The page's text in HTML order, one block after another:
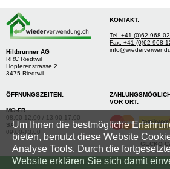
Hiltbrunner AG
RRC Riedtwil
Hopferenstrasse 2
3475 Riedtwil
KONTAKT:
Tel. +41 (0)62 968
Fax. +41 (0)62 968
ÖFFNUNGSZEITEN:
MO-FR
08.00-12.00 / 13.00-17.00
SA
09.00-13.00
VOR ORT:
GECKO
Um Ihnen die bestmögliche
bieten, benutzt diese Website
Analyse Tools. Durch die
Website erklären Sie sich damit